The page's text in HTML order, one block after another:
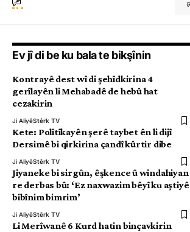
Ev jî di be ku bala te bikşînin
Kontrayê dest wî di şehîdkirina 4
gerîlayên li Mehabadê de hebû hat
cezakirin
Ji AliyêStêrk TV
Kete: Polîtîkayên şerê taybet ên li dijî
Dersimê bi qirkirina çandî kûrtir dibe
Ji AliyêStêrk TV
Jiyaneke bi sirgûn, êşkence û windahiyan
re derbas bû: ‘Ez naxwazim bêyî ku aştiyê
bibînim bimrim’
Ji AliyêStêrk TV
Li Merîwanê 6 Kurd hatin binçavkirin